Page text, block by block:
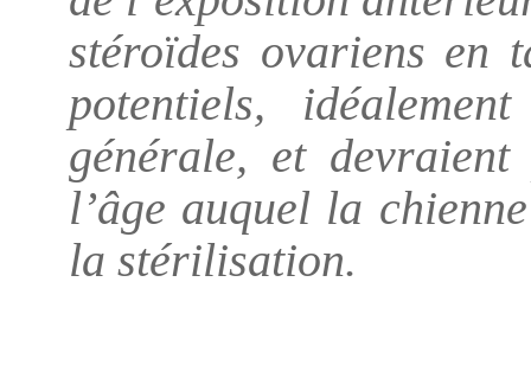
stéroïdes ovariens en
potentiels,
générale, et
l’âge auquel la
la stérilisation.